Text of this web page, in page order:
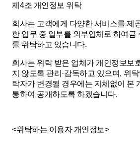
제 4조 개인정보 위탁
회사는 고객에게 다양한 서비스를 제
한 업무 중 일부를 외부업체로 하여금
를 위탁하고 있습니다.
회사는 위탁 받은 업체가 개인정보보
지 않도록 관리 ·감독하고 있으며, 위
탁자가 변경될 경우에는 지체없이 본
통하여 공개하도록 하겠습니다.
<위탁하는 이용자 개인정보>